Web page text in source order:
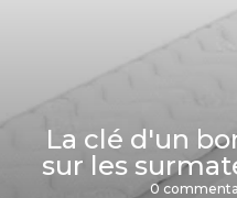
La clé d'un
sur les
0